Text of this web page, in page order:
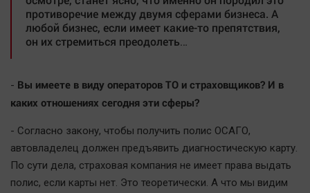
English version
Online-консультация
Афиша
Быстрый медиазавод
Вирус чтения
Вкусное
противоречие между двумя сферами бизнеса. А
любой бизнес, если имеет какие-то препятствия,
он их стремиться преодолеть…
- Вы имеете в виду операторов ТО и страховщиков? И в
каких отношениях сегодня эти сферы?
- Согласно закону, чтобы получить полис ОСАГО,
автовладелец должен предъявить диагностическую карту.
По сути дела, страховая компания не имеет права выдать
полис, если карты нет. Это теоретически. А что мы видим